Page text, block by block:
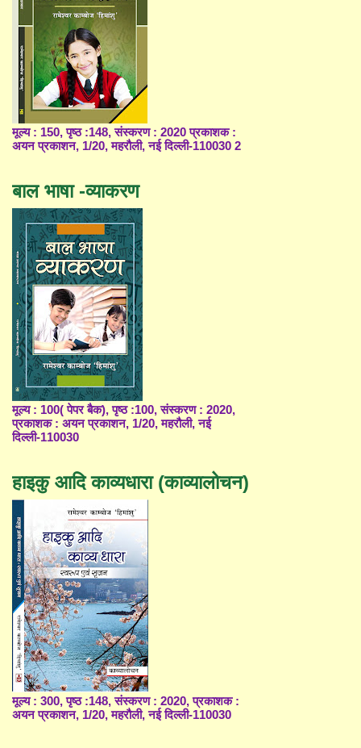
मूल्य : 150, पृष्ठ :148, संस्करण : 2020 प्रकाशक :
अयन प्रकाशन, 1/20, महरौली, नई दिल्ली-110030 2
बाल भाषा -व्याकरण
मूल्य : 100( पेपर बैक), पृष्ठ :100, संस्करण : 2020,
प्रकाशक : अयन प्रकाशन, 1/20, महरौली, नई
दिल्ली-110030
हाइकु आदि काव्यधारा (काव्यालोचन)
मूल्य : 300, पृष्ठ :148, संस्करण : 2020, प्रकाशक :
अयन प्रकाशन, 1/20, महरौली, नई दिल्ली-110030